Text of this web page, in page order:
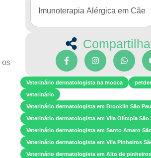
os
Veterinário dermatologista na mooca
veterinário
Veterinário dermatologista em Brooklin São
Veterinário dermatologista em Vila Olímpia São
Veterinário dermatologista em Santo Amaro
Veterinário dermatologista em Vila Pinheiros
Veterinário dermatologista em Alto de